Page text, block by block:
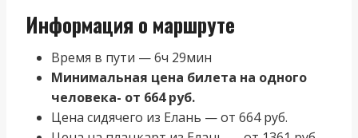
Информация о маршруте
Время в пути — 6ч 29мин
Минимальная цена билета на одного
человека- от 664 руб.
Цена сидячего из Елань — от 664 руб.